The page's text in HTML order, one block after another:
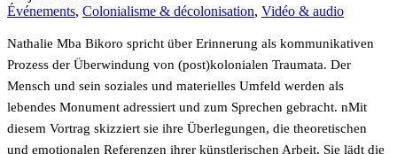
Événements, Colonialisme & décolonisation, Vidéo & audio
Nathalie Mba Bikoro spricht über Erinnerung als kommunikativen
Prozess der Überwindung von (post)kolonialen Traumata. Der
Mensch und sein soziales und materielles Umfeld werden als
lebendes Monument adressiert und zum Sprechen gebracht. nMit
diesem Vortrag skizziert sie ihre Überlegungen, die theoretischen
und emotionalen Referenzen ihrer künstlerischen Arbeit. Sie lädt die